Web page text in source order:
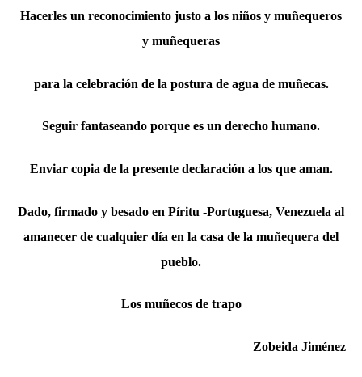
Hacerles un reconocimiento justo a los niños y muñequeros
y muñequeras
para la celebración de la postura de agua de muñecas.
Seguir fantaseando porque es un derecho humano.
Enviar copia de la presente declaración a los que aman.
Dado, firmado y besado en Píritu -Portuguesa, Venezuela al
amanecer de cualquier día en la casa de la muñequera del
pueblo.
Los muñecos de trapo
Zobeida Jiménez